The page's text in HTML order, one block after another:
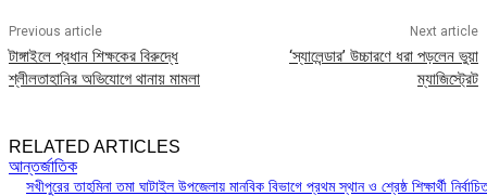
Previous article
টাঙ্গাইলে প্রধান শিক্ষকের বিরুদ্ধে
শ্লীলতাহানির অভিযোগে থানায় মামলা
Next article
‘স্যালেন্ডার’ উচ্চারণে ধরা পড়লেন ভুয়া
ম্যাজিস্ট্রেট
RELATED ARTICLES
আন্তর্জাতিক
সখীপুরের তাহমিনা তমা ঘাটাইল উপজেলায় মানবিক বিভাগে প্রথম স্থান ও শ্রেষ্ঠ শিক্ষার্থী